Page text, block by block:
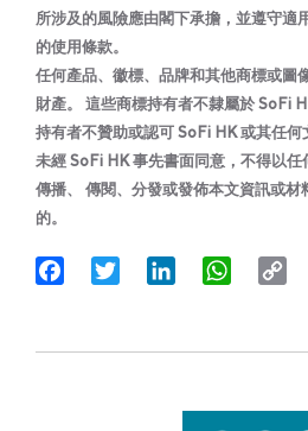
所涉及的風險應由閣下承擔，並遵守適
的使用條款。
任何產品、徽標、品牌和其他商標或圖
財產。 這些商標持有者不隸屬於 SoFi
持有者不贊助或認可 SoFi HK 或其任何
未經 SoFi HK 事先書面同意，不得以任
傳播、 傳閱、分發或發佈本文資訊或材
的。
FacebookTwitter LinkedIn